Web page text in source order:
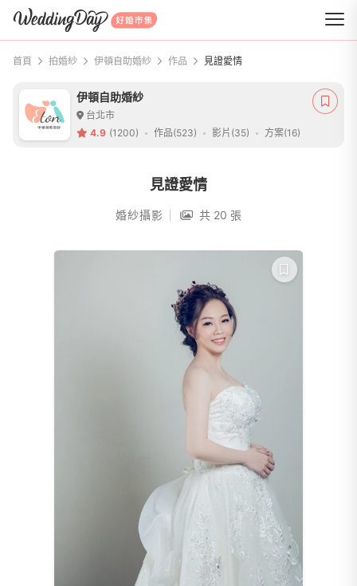
WeddingDay 好婚市集
首頁 拍婚紗 伊頓自助婚紗 作品 見證愛情
伊頓自助婚紗
台北市
4.9 (1200) 作品(523) 影片(35) 方案(16)
見證愛情
婚紗攝影 共 20 張